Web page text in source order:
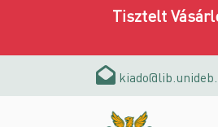
Tisztelt